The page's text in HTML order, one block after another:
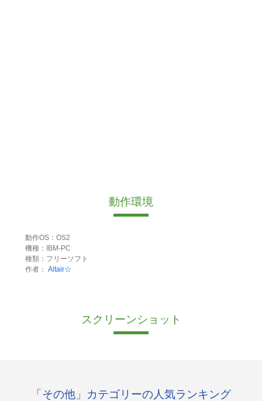
動作環境
動作OS：OS2
機種：IBM-PC
種類：フリーソフト
作者： Altair☆
スクリーンショット
「その他」カテゴリーの人気ランキング